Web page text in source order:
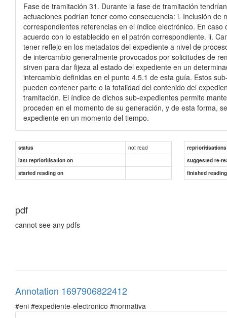
Fase de tramitación 31. Durante la fase de tramitación
actuaciones podrían tener como consecuencia: i. Inclusión
correspondientes referencias en el índice electrónico. En
acuerdo con lo establecido en el patrón correspondiente. ii.
tener reflejo en los metadatos del expediente a nivel de
de intercambio generalmente provocados por solicitudes de
sirven para dar fijeza al estado del expediente en un
intercambio definidas en el punto 4.5.1 de esta guía. Estos
pueden contener parte o la totalidad del contenido del
tramitación. El índice de dichos sub-expedientes permite
proceden en el momento de su generación, y de esta forma,
expediente en un momento del tiempo.
status not read
reprioritisations
last reprioritisation on
suggested re-
started reading on
finished
pdf
cannot see any pdfs
Annotation 1697906822412
#eni #expediente-electronico #normativa